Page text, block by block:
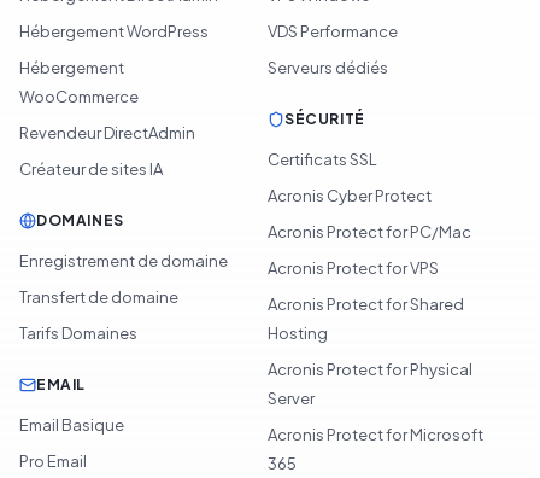
Hébergement WordPress
Hébergement
WooCommerce
Revendeur DirectAdmin
Créateur de sites IA
DOMAINES
Enregistrement de domaine
Transfert de domaine
Tarifs Domaines
EMAIL
Email Basique
Pro Email
VDS Performance
Serveurs dédiés
SÉCURITÉ
Certificats SSL
Acronis Cyber Protect
Acronis Protect for PC/Mac
Acronis Protect for VPS
Acronis Protect for Shared
Hosting
Acronis Protect for Physical
Server
Acronis Protect for Microsoft
365